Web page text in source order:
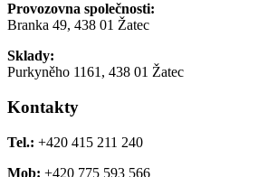
Provozovna společnosti:
Branka 49, 438 01 Žatec
Sklady:
Purkyněho 1161, 438 01 Žatec
Kontakty
Tel.: +420 415 211 240
Mob: +420 775 593 566